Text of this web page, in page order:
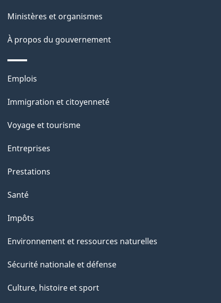
Ministères et organismes
À propos du gouvernement
Thèmes
sujets
Emplois
Immigration et citoyenneté
Voyage et tourisme
Entreprises
Prestations
Santé
Impôts
Environnement et ressources naturelles
Sécurité nationale et défense
Culture, histoire et sport